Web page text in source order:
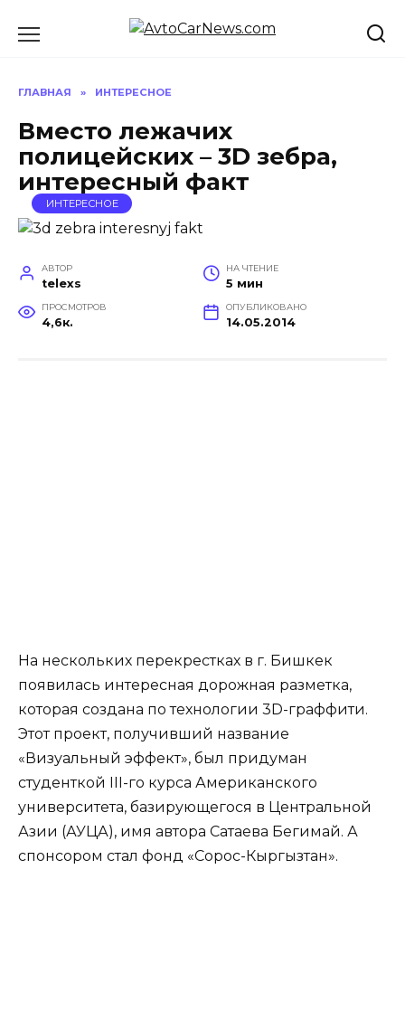
ГЛАВНАЯ » ИНТЕРЕСНОЕ
Вместо лежачих
полицейских – 3D зебра,
интересный факт
ИНТЕРЕСНОЕ
АВТОР
telexs
НА ЧТЕНИЕ
5 мин
ПРОСМОТРОВ
4,6к.
ОПУБЛИКОВАНО
14.05.2014
На нескольких перекрестках в г. Бишкек
появилась интересная дорожная разметка,
которая создана по технологии 3D-граффити.
Этот проект, получивший название
«Визуальный эффект», был придуман
студенткой III-го курса Американского
университета, базирующегося в Центральной
Азии (АУЦА), имя автора Сатаева Бегимай. А
спонсором стал фонд «Сорос-Кыргызтан».